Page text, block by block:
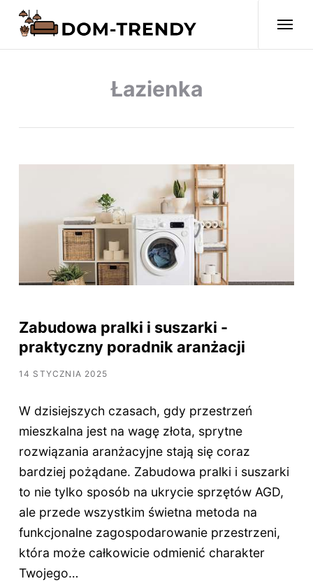
Łazienka
Zabudowa pralki i suszarki -
praktyczny poradnik aranżacji
14 STYCZNIA 2025
W dzisiejszych czasach, gdy przestrzeń
mieszkalna jest na wagę złota, sprytne
rozwiązania aranżacyjne stają się coraz
bardziej pożądane. Zabudowa pralki i suszarki
to nie tylko sposób na ukrycie sprzętów AGD,
ale przede wszystkim świetna metoda na
funkcjonalne zagospodarowanie przestrzeni,
która może całkowicie odmienić charakter
Twojego…